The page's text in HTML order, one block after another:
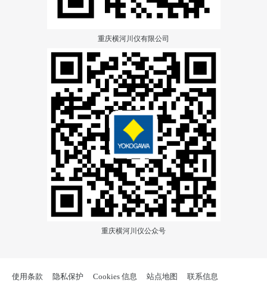
重庆横河川仪有限公司
重庆横河川仪公众号
使用条款 隐私保护 Cookies 信息 站点地图 联系信息